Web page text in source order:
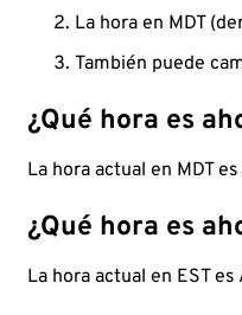
La hora en MDT
También puede
¿Qué hora es
La hora actual en MDT
¿Qué hora es
La hora actual en EST